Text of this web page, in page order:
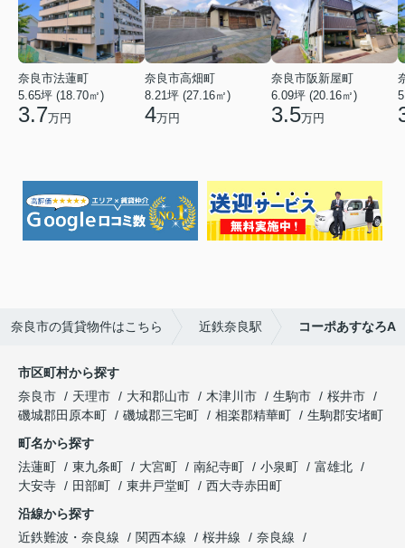
奈良市法蓮町
5.65坪 (18.70㎡)
3.7万円
奈良市高畑町
8.21坪 (27.16㎡)
4万円
奈良市阪新屋町
6.09坪 (20.16㎡)
3.5万円
奈良市の賃貸物件はこちら 近鉄奈良駅 コーポあすなろA
市区町村から探す
奈良市
天理市 大和郡山市 木津川市 生駒市
桜井市
磯城郡田原本町
磯城郡三宅町 相楽郡精華町
生駒郡安堵町
町名から探す
法蓮町
東九条町 大宮町 南紀寺町 小泉町
富雄北
大安寺
田部町 東井戸堂町
西大寺赤田町
沿線から探す
近鉄難波・奈良線
関西本線 桜井線
奈良線